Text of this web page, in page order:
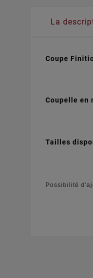
La
Coupe
Coupelle en
Tailles
Possibilité